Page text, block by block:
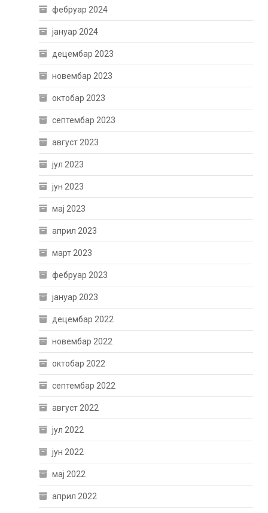
фебруар 2024
јануар 2024
децембар 2023
новембар 2023
октобар 2023
септембар 2023
август 2023
јул 2023
јун 2023
мај 2023
април 2023
март 2023
фебруар 2023
јануар 2023
децембар 2022
новембар 2022
октобар 2022
септембар 2022
август 2022
јул 2022
јун 2022
мај 2022
април 2022